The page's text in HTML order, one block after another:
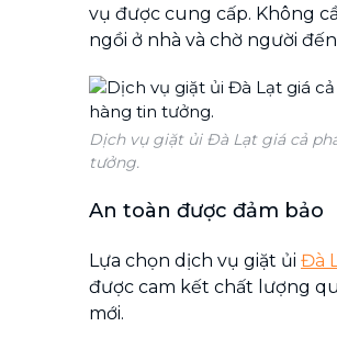
vụ được cung cấp. Không
ngồi ở nhà và chờ người
Dịch vụ giặt ủi Đà Lạt giá cả
tưởng.
An toàn được đảm bảo
Lựa chọn dịch vụ giặt ủi Đà
được cam kết chất lượng
mới.